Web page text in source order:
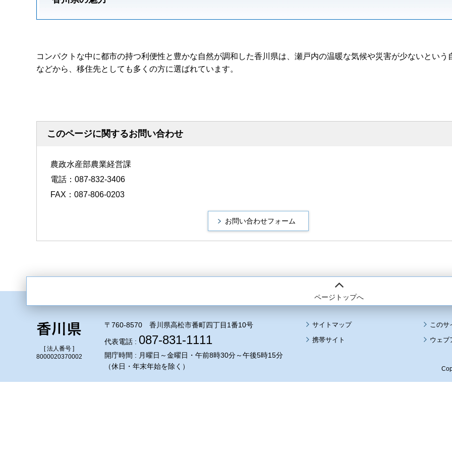
コンパクトな中に都市の持つ利便性と豊かな自然が調和した香川県は、瀬戸内の温暖な気候や災害が少ないという
などから、移住先としても多くの方に選ばれています。
このページに関するお問い合わせ
農政水産部農業経営課
電話：087-832-3406
FAX：087-806-0203
ページトップへ
[ 法人番号 ]
8000020370002
〒760-8570 香川県高松市番町四丁目1番10号
代表電話 : 087-831-1111
開庁時間 : 月曜日～金曜日・午前8時30分～午後5時15分
（休日・年末年始を除く）
サイトマップ
このサ
携帯サイト
ウェブ